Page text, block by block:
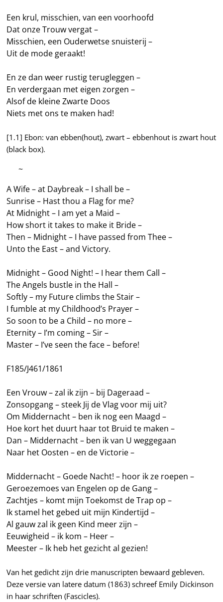
Een krul, misschien, van een voorhoofd
Dat onze Trouw vergat –
Misschien, een Ouderwetse snuisterij –
Uit de mode geraakt!
En ze dan weer rustig terugleggen –
En verdergaan met eigen zorgen –
Alsof de kleine Zwarte Doos
Niets met ons te maken had!
[1.1] Ebon: van ebben(hout), zwart – ebbenhout is zwart hout
(black box).
—–~
A Wife – at Daybreak – I shall be –
Sunrise – Hast thou a Flag for me?
At Midnight – I am yet a Maid –
How short it takes to make it Bride –
Then – Midnight – I have passed from Thee –
Unto the East – and Victory.
Midnight – Good Night! – I hear them Call –
The Angels bustle in the Hall –
Softly – my Future climbs the Stair –
I fumble at my Childhood’s Prayer –
So soon to be a Child – no more –
Eternity – I’m coming – Sir –
Master – I’ve seen the face – before!
F185/J461/1861
Een Vrouw – zal ik zijn – bij Dageraad –
Zonsopgang – steek Jij de Vlag voor mij uit?
Om Middernacht – ben ik nog een Maagd –
Hoe kort het duurt haar tot Bruid te maken –
Dan – Middernacht – ben ik van U weggegaan
Naar het Oosten – en de Victorie –
Middernacht – Goede Nacht! – hoor ik ze roepen –
Geroezemoes van Engelen op de Gang –
Zachtjes – komt mijn Toekomst de Trap op –
Ik stamel het gebed uit mijn Kindertijd –
Al gauw zal ik geen Kind meer zijn –
Eeuwigheid – ik kom – Heer –
Meester – Ik heb het gezicht al gezien!
Van het gedicht zijn drie manuscripten bewaard gebleven.
Deze versie van latere datum (1863) schreef Emily Dickinson
in haar schriften (Fascicles).